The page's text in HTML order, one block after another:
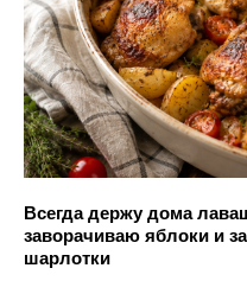
Всегда держу дома
заворачиваю яблоки и
шарлотки